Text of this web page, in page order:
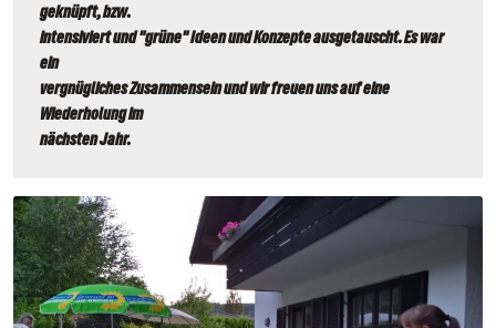
geknüpft, bzw.
intensiviert und "grüne" Ideen und Konzepte ausgetauscht. Es war
ein
vergnügliches Zusammensein und wir freuen uns auf eine
Wiederholung im
nächsten Jahr.